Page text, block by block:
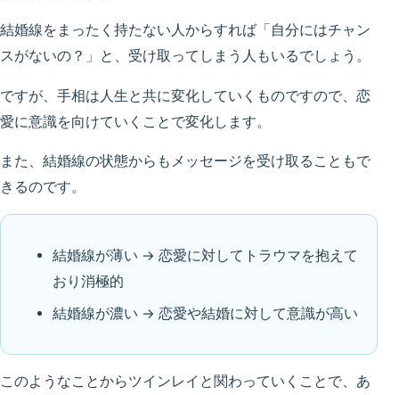
結婚線をまったく持たない人からすれば「自分にはチャン
スがないの？」と、受け取ってしまう人もいるでしょう。
ですが、手相は人生と共に変化していくものですので、恋
愛に意識を向けていくことで変化します。
また、結婚線の状態からもメッセージを受け取ることもで
きるのです。
結婚線が薄い → 恋愛に対してトラウマを抱えて
おり消極的
結婚線が濃い → 恋愛や結婚に対して意識が高い
このようなことからツインレイと関わっていくことで、あ